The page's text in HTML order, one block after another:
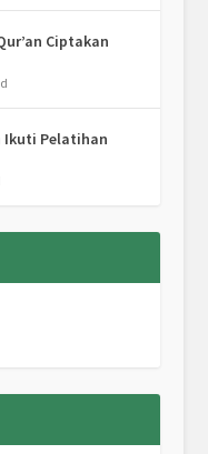
Ciptakan
Ikuti Pelatihan